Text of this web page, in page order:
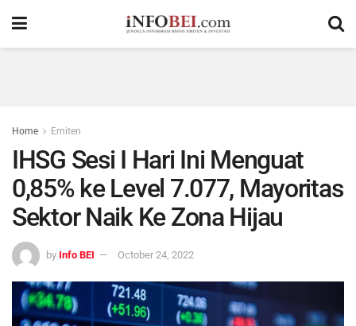
Home Emiten
IHSG Sesi I Hari Ini Menguat
0,85% ke Level 7.077, Mayoritas
Sektor Naik Ke Zona Hijau
by Info BEI October 24, 2022